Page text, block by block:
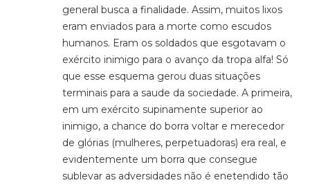
general busca a finalidade. Assim, muitos lixos
eram enviados para a morte como escudos
humanos. Eram os soldados que esgotavam o
exército inimigo para o avanço da tropa alfa! Só
que esse esquema gerou duas situações
terminais para a saude da sociedade. A primeira,
em um exército supinamente superior ao
inimigo, a chance do borra voltar e merecedor
de glórias (mulheres, perpetuadoras) era real, e
evidentemente um borra que consegue
sublevar as adversidades não é enetendido tão